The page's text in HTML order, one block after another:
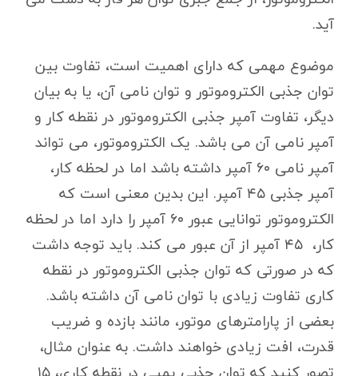
آید.
موضوع مهمی که دارای اهمیت است، تفاوت بین
توان جذبی الکتروموتور و توان نامی آن، یا به بیان
دیگر، تفاوت آمپر جذبی الکتروموتور در نقطه کار و
آمپر نامی آن می باشد. یک الکتروموتور، می تواند
آمپر نامی ۶۰ آمپر داشته باشد اما در لحظه کار،
آمپر جذبی ۴۵ آمپر. این بدین معنی است که
الکتروموتور توانایی عبور ۶۰ آمپر را دارد اما در لحظه
کار، ۴۵ آمپر از آن عبور می کند. باید توجه داشت
که در صورتی که توان جذبی الکتروموتور در نقطه
کاری تفاوت زیادی با توان نامی آن داشته باشد.
بعضی از پارامترهای موتور، مانند بازده و ضریب
قدرت، افت زیادی خواهند داشت. به عنوان مثال،